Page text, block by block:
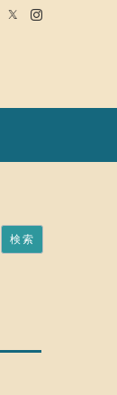
検索